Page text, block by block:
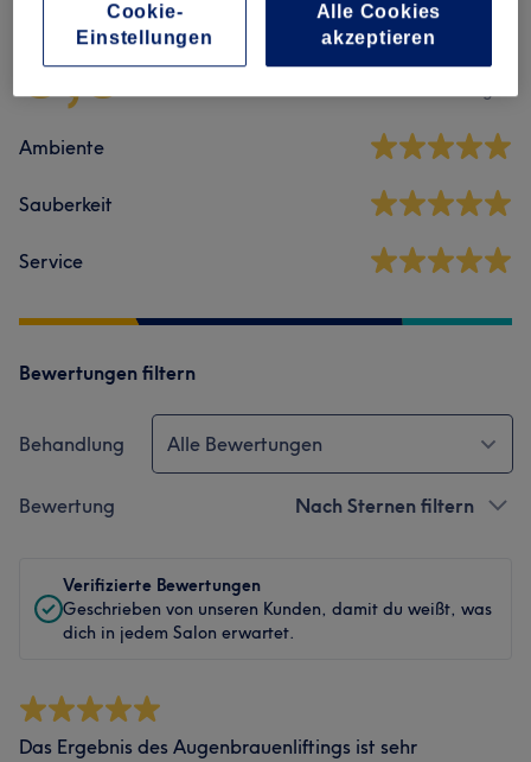
5,0
Ambiente
Sauberkeit
Service
Bewertungen filtern
Behandlung Alle Bewertungen
Bewertung Nach Sternen filtern
Verifizierte Bewertungen
Geschrieben von unseren Kunden, damit du weißt, was
dich in jedem Salon erwartet.
Das Ergebnis des Augenbrauenliftings ist sehr
Cookie-
Einstellungen
Alle Cookies
akzeptieren